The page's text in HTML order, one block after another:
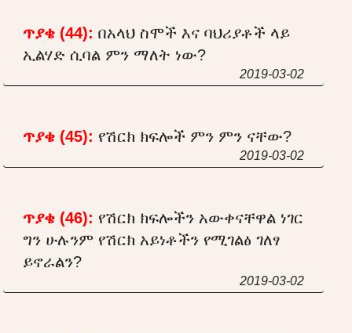
ጥያቄ (44): በአላህ ስሞች እና ባህሪያቶች ላይ
ኢልሃድ ሲባል ምን ማለት ነው?
2019-03-02
ጥያቄ (45): የሽርክ ክፍሎች ምን ምን ናቸው?
2019-03-02
ጥያቄ (46): የሽርክ ክፍሎችን አውቀናቸዋል ነገር
ግን ሁሉንም የሽርክ አይነቶችን የሚገልፅ ገለፃ
ይኖራልን?
2019-03-02